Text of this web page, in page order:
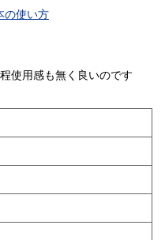
の使い方
使用感も無く良いのです